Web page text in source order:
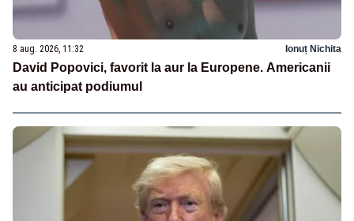
8 aug. 2026, 11:32 Ionuț Nichita
David Popovici, favorit la aur la Europene. Americanii
au anticipat podiumul